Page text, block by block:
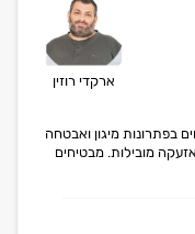
ארקדי רוזין
בפתרונות מיגון ואבטחה
מובילות. מבטיחים